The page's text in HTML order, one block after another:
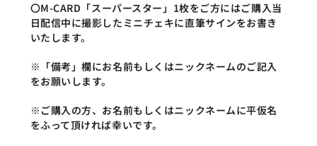
〇M-CARD「スーパースター」1枚をご方にはご購入当
日配信中に撮影したミニチェキに直筆サインをお書き
いたします。
※「備考」欄にお名前もしくはニックネームのご記入
をお願いします。
※ご購入の方、お名前もしくはニックネームに平仮名
をふって頂ければ幸いです。